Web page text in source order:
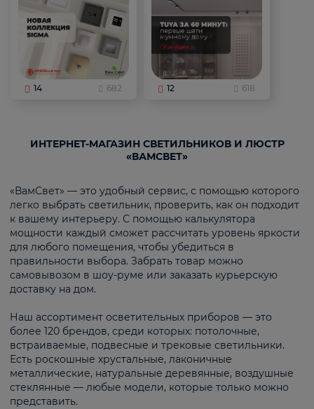
14 682 12 618
ИНТЕРНЕТ-МАГАЗИН СВЕТИЛЬНИКОВ И ЛЮСТР
«ВАМСВЕТ»
«ВамСвет» — это удобный сервис, с помощью которого
легко выбрать светильник, проверить, как он подходит
к вашему интерьеру. С помощью калькулятора
мощности каждый сможет рассчитать уровень яркости
для любого помещения, чтобы убедиться в
правильности выбора. Забрать товар можно
самовывозом в шоу-руме или заказать курьерскую
доставку на дом.
Наш ассортимент осветительных приборов — это
более 120 брендов, среди которых: потолочные,
встраиваемые, подвесные и трековые светильники.
Есть роскошные хрустальные, лаконичные
металлические, натуральные деревянные, воздушные
стеклянные — любые модели, которые только можно
представить.